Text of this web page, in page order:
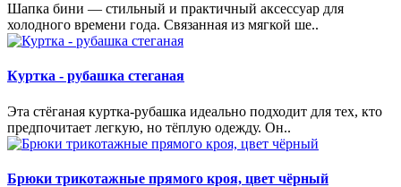
Шапка бини — стильный и практичный аксессуар для
холодного времени года. Связанная из мягкой ше..
Куртка - рубашка стеганая
Эта стёганая куртка-рубашка идеально подходит для тех, кто
предпочитает легкую, но тёплую одежду. Он..
Брюки трикотажные прямого кроя, цвет чёрный